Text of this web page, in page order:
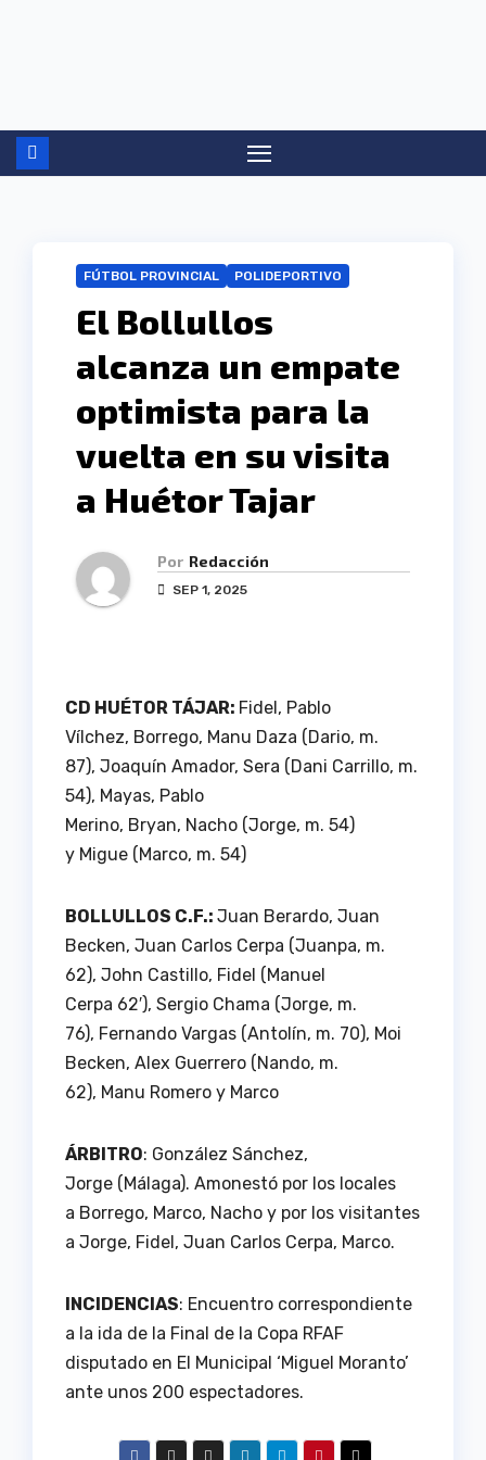
FÚTBOL PROVINCIAL POLIDEPORTIVO
El Bollullos
alcanza un empate
optimista para la
vuelta en su visita
a Huétor Tajar
Por Redacción
SEP 1, 2025
CD HUÉTOR TÁJAR: Fidel, Pablo
Vílchez, Borrego, Manu Daza (Dario, m.
87), Joaquín Amador, Sera (Dani Carrillo, m.
54), Mayas, Pablo
Merino, Bryan, Nacho (Jorge, m. 54)
y Migue (Marco, m. 54)
BOLLULLOS C.F.: Juan Berardo, Juan
Becken, Juan Carlos Cerpa (Juanpa, m.
62), John Castillo, Fidel (Manuel
Cerpa 62′), Sergio Chama (Jorge, m.
76), Fernando Vargas (Antolín, m. 70), Moi
Becken, Alex Guerrero (Nando, m.
62), Manu Romero y Marco
ÁRBITRO: González Sánchez,
Jorge (Málaga). Amonestó por los locales
a Borrego, Marco, Nacho y por los visitantes
a Jorge, Fidel, Juan Carlos Cerpa, Marco.
INCIDENCIAS: Encuentro correspondiente
a la ida de la Final de la Copa RFAF
disputado en El Municipal ‘Miguel Moranto’
ante unos 200 espectadores.